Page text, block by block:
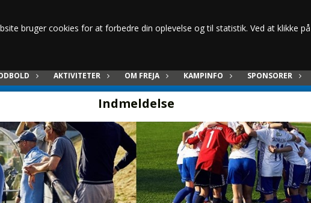
AKTIVITETER OM FREJA KAMPINFO SPONSORER
Indmeldelse
bruger cookies for at forbedre din oplevelse og til statistik. Ved at klikke